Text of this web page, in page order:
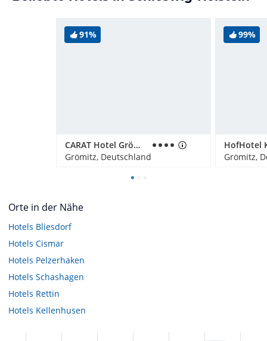
91%
CARAT Hotel Grömitz
Grömitz, Deutschland
99%
Grömitz,
Orte in der Nähe
Hotels Bliesdorf
Hotels Cismar
Hotels Pelzerhaken
Hotels Schashagen
Hotels Rettin
Hotels Kellenhusen